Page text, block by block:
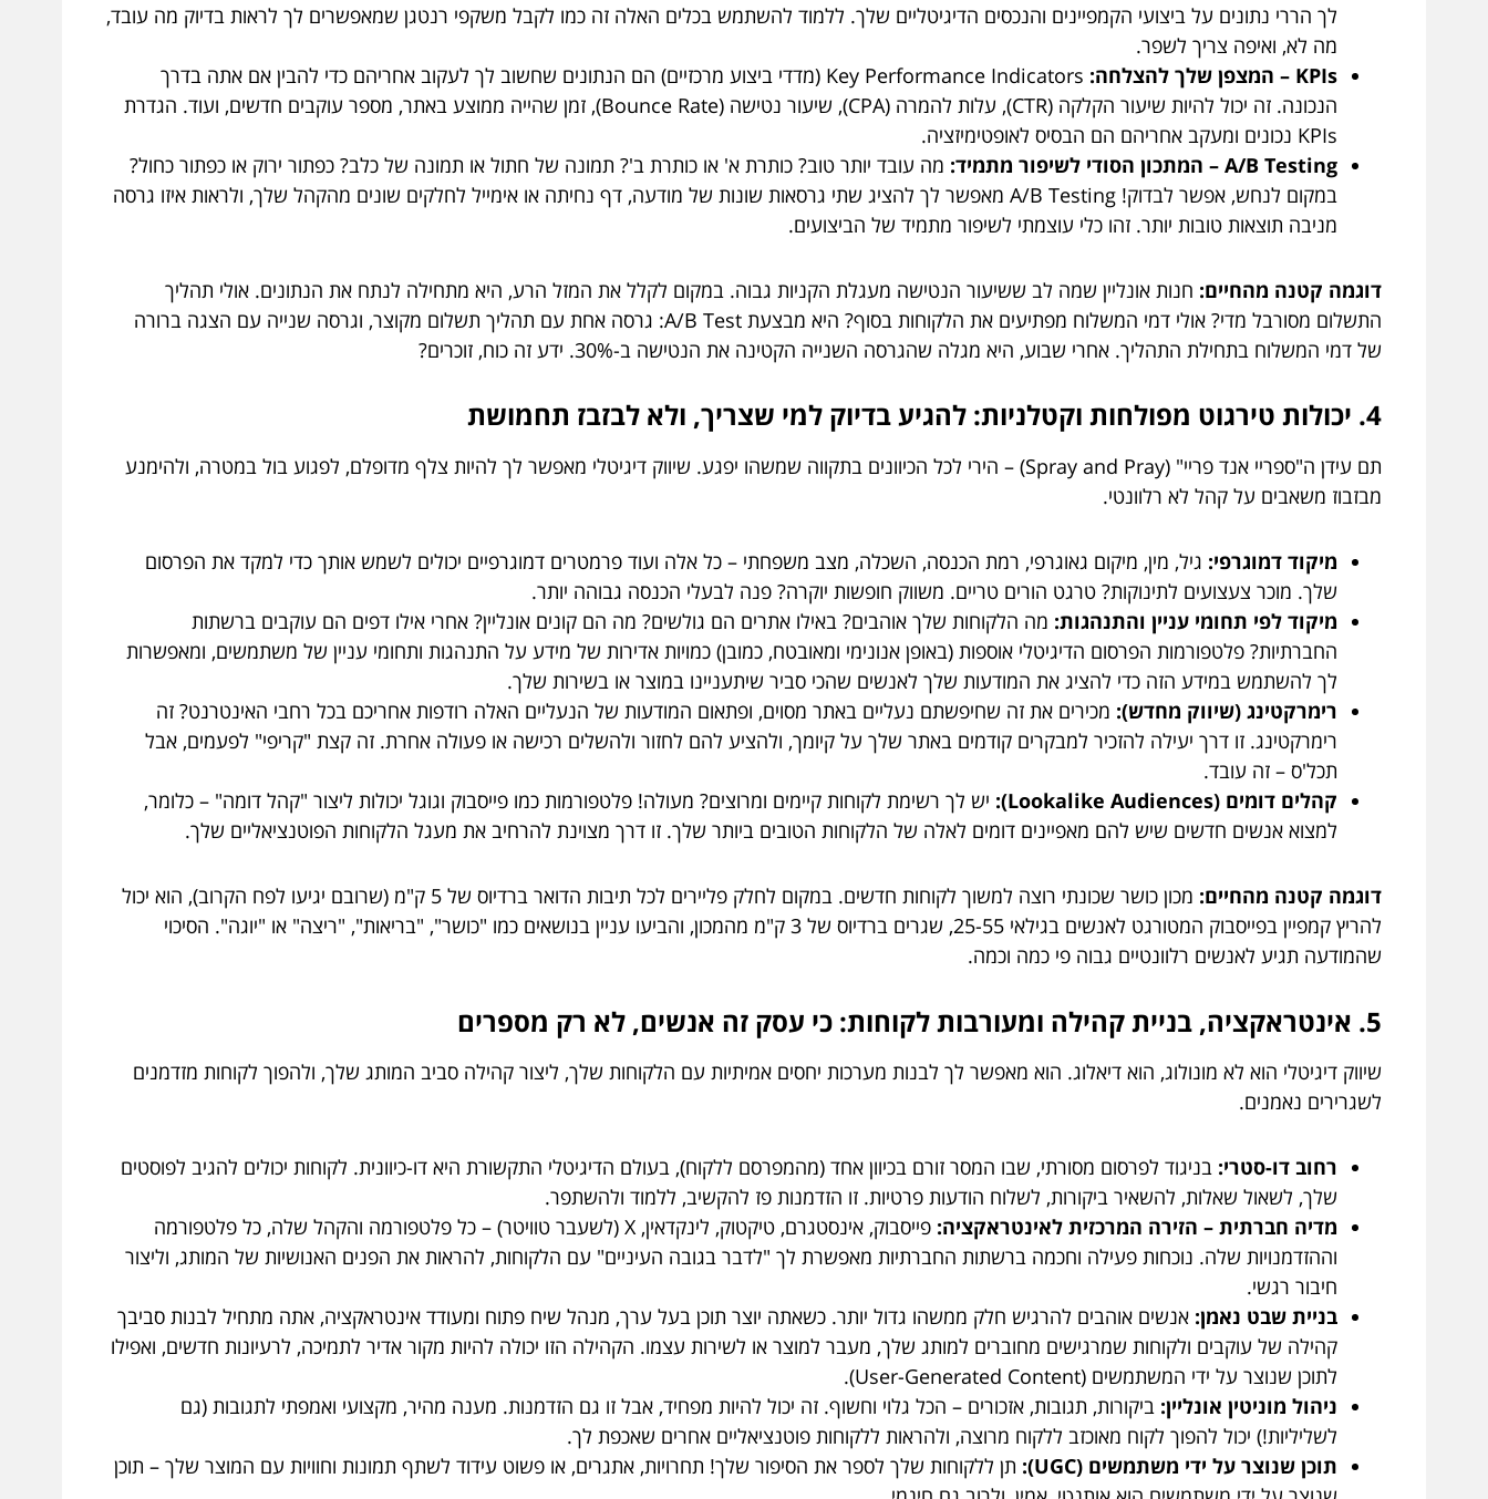
לך הררי נתונים על ביצועי הקמפיינים והנכסים הדיגיטליים שלך. ללמוד להשתמש בכלים האלה זה כמו לקבל משקפי רנטגן שמאפשרים לך לראות בדיוק מה עובד,
מה לא, ואיפה צריך לשפר.
KPIs – המצפן שלך להצלחה:
Key Performance Indicators (מדדי ביצוע מרכזיים) הם הנתונים שחשוב לך לעקוב אחריהם כדי להבין אם אתה בדרך
הנכונה. זה יכול להיות שיעור הקלקה (CTR), עלות להמרה (CPA), שיעור נטישה (Bounce Rate), זמן שהייה ממוצע באתר, מספר עוקבים חדשים, ועוד. הגדרת
KPIs נכונים ומעקב אחריהם הם הבסיס לאופטימיזציה.
A/B Testing – המתכון הסודי לשיפור מתמיד:
מה עובד יותר טוב? כותרת א' או כותרת ב'? תמונה של חתול או תמונה של כלב? כפתור ירוק או כפתור כחול?
במקום לנחש, אפשר לבדוק! A/B Testing מאפשר לך להציג שתי גרסאות שונות של מודעה, דף נחיתה או אימייל לחלקים שונים מהקהל שלך, ולראות איזו גרסה
מניבה תוצאות טובות יותר. זהו כלי עוצמתי לשיפור מתמיד של הביצועים.
דוגמה קטנה מהחיים: חנות אונליין שמה לב ששיעור הנטישה מעגלת הקניות גבוה. במקום לקלל את המזל הרע, היא מתחילה לנתח את הנתונים. אולי תהליך
התשלום מסורבל מדי? אולי דמי המשלוח מפתיעים את הלקוחות בסוף? היא מבצעת A/B Test: גרסה אחת עם תהליך תשלום מקוצר, וגרסה שנייה עם הצגה ברורה
של דמי המשלוח בתחילת התהליך. אחרי שבוע, היא מגלה שהגרסה השנייה הקטינה את הנטישה ב-30%. ידע זה כוח, זוכרים?
4. יכולות טירגוט מפולחות וקטלניות: להגיע בדיוק למי שצריך, ולא לבזבז תחמושת
תם עידן ה"ספריי אנד פריי" (Spray and Pray) – הירי לכל הכיוונים בתקווה שמשהו יפגע. שיווק דיגיטלי מאפשר לך להיות צלף מדופלם, לפגוע בול במטרה, ולהימנע
מבזבוז משאבים על קהל לא רלוונטי.
מיקוד דמוגרפי: גיל, מין, מיקום גאוגרפי, רמת הכנסה, השכלה, מצב משפחתי – כל אלה ועוד פרמטרים דמוגרפיים יכולים לשמש אותך כדי למקד את הפרסום
שלך. מוכר צעצועים לתינוקות? טרגט הורים טריים. משווק חופשות יוקרה? פנה לבעלי הכנסה גבוהה יותר.
מיקוד לפי תחומי עניין והתנהגות: מה הלקוחות שלך אוהבים? באילו אתרים הם גולשים? מה הם קונים אונליין? אחרי אילו דפים הם עוקבים ברשתות
החברתיות? פלטפורמות הפרסום הדיגיטלי אוספות (באופן אנונימי ומאובטח, כמובן) כמויות אדירות של מידע על התנהגות ותחומי עניין של משתמשים, ומאפשרות
לך להשתמש במידע הזה כדי להציג את המודעות שלך לאנשים שהכי סביר שיתעניינו במוצר או בשירות שלך.
רימרקטינג (שיווק מחדש): מכירים את זה שחיפשתם נעליים באתר מסוים, ופתאום המודעות של הנעליים האלה רודפות אחריכם בכל רחבי האינטרנט? זה
רימרקטינג. זו דרך יעילה להזכיר למבקרים קודמים באתר שלך על קיומך, ולהציע להם לחזור ולהשלים רכישה או פעולה אחרת. זה קצת "קריפי" לפעמים, אבל
תכל'ס – זה עובד.
קהלים דומים (Lookalike Audiences):
יש לך רשימת לקוחות קיימים ומרוצים? מעולה! פלטפורמות כמו פייסבוק וגוגל יכולות ליצור "קהל דומה" – כלומר,
למצוא אנשים חדשים שיש להם מאפיינים דומים לאלה של הלקוחות הטובים ביותר שלך. זו דרך מצוינת להרחיב את מעגל הלקוחות הפוטנציאליים שלך.
דוגמה קטנה מהחיים:
מכון כושר שכונתי רוצה למשוך לקוחות חדשים. במקום לחלק פליירים לכל תיבות הדואר ברדיוס של 5 ק"מ (שרובם יגיעו לפח הקרוב), הוא יכול
להריץ קמפיין בפייסבוק המטורגט לאנשים בגילאי 25-55, שגרים ברדיוס של 3 ק"מ מהמכון, והביעו עניין בנושאים כמו "כושר", "בריאות", "ריצה" או "יוגה". הסיכוי
שהמודעה תגיע לאנשים רלוונטיים גבוה פי כמה וכמה.
5. אינטראקציה, בניית קהילה ומעורבות לקוחות: כי עסק זה אנשים, לא רק מספרים
שיווק דיגיטלי הוא לא מונולוג, הוא דיאלוג. הוא מאפשר לך לבנות מערכות יחסים אמיתיות עם הלקוחות שלך, ליצור קהילה סביב המותג שלך, ולהפוך לקוחות מזדמנים
לשגרירים נאמנים.
רחוב דו-סטרי: בניגוד לפרסום מסורתי, שבו המסר זורם בכיוון אחד (מהמפרסם ללקוח), בעולם הדיגיטלי התקשורת היא דו-כיוונית. לקוחות יכולים להגיב לפוסטים
שלך, לשאול שאלות, להשאיר ביקורות, לשלוח הודעות פרטיות. זו הזדמנות פז להקשיב, ללמוד ולהשתפר.
מדיה חברתית – הזירה המרכזית לאינטראקציה:
פייסבוק, אינסטגרם, טיקטוק, לינקדאין, X (לשעבר טוויטר) – כל פלטפורמה והקהל שלה, כל פלטפורמה
וההזדמנויות שלה. נוכחות פעילה וחכמה ברשתות החברתיות מאפשרת לך "לדבר בגובה העיניים" עם הלקוחות, להראות את הפנים האנושיות של המותג, וליצור
חיבור רגשי.
בניית שבט נאמן: אנשים אוהבים להרגיש חלק ממשהו גדול יותר. כשאתה יוצר תוכן בעל ערך, מנהל שיח פתוח ומעודד אינטראקציה, אתה מתחיל לבנות סביבך
קהילה של עוקבים ולקוחות שמרגישים מחוברים למותג שלך, מעבר למוצר או לשירות עצמו. הקהילה הזו יכולה להיות מקור אדיר לתמיכה, לרעיונות חדשים, ואפילו
לתוכן שנוצר על ידי המשתמשים (User-Generated Content).
ניהול מוניטין אונליין: ביקורות, תגובות, אזכורים – הכל גלוי וחשוף. זה יכול להיות מפחיד, אבל זו גם הזדמנות. מענה מהיר, מקצועי ואמפתי לתגובות (גם
לשליליות!) יכול להפוך לקוח מאוכזב ללקוח מרוצה, ולהראות ללקוחות פוטנציאליים אחרים שאכפת לך.
תוכן שנוצר על ידי משתמשים (UGC):
תן ללקוחות שלך לספר את הסיפור שלך! תחרויות, אתגרים, או פשוט עידוד לשתף תמונות וחוויות עם המוצר שלך – תוכן